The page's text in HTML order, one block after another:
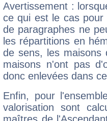
Avertissement :
ce qui est le cas pour
de paragraphes ne
les répartitions en
de sens, les maisons
maisons n'ont pas
donc enlevées dans
Enfin, pour
valorisation sont